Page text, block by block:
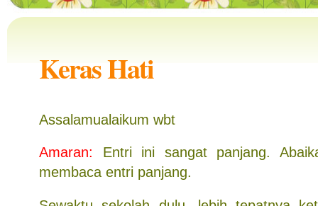
Keras Hati
Assalamualaikum wbt
Amaran: Entri ini sangat panjang.
membaca entri panjang.